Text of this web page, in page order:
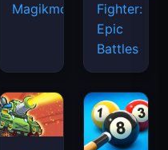
Magikmon
Fighter:
Epic
Battles